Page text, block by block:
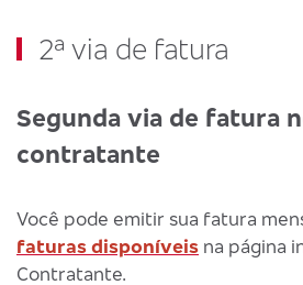
2ª via de fatura
Segunda via de fatura
contratante
Você pode emitir sua fatura
faturas disponíveis na página
Contratante.